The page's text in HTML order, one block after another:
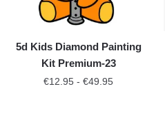
5d Kids Diamond Painting
Kit Premium-23
€12.95 - €49.95